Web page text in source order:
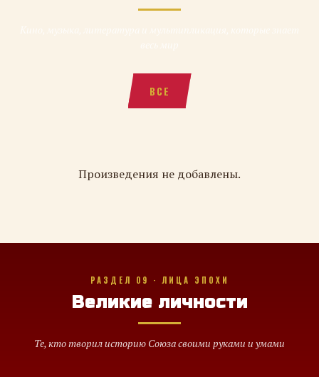
ВСЕ
Произведения не добавлены.
РАЗДЕЛ 09 · ЛИЦА ЭПОХИ
Великие личности
Те, кто творил историю Союза своими руками и умами